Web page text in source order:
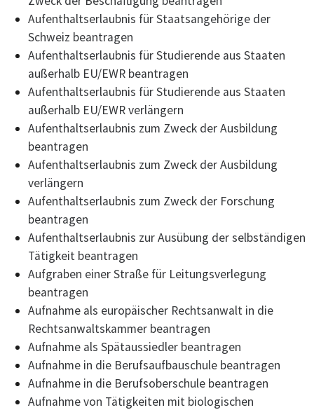
Aufenthaltserlaubnis für Staatsangehörige der
Schweiz beantragen
Aufenthaltserlaubnis für Studierende aus Staaten
außerhalb EU/EWR beantragen
Aufenthaltserlaubnis für Studierende aus Staaten
außerhalb EU/EWR verlängern
Aufenthaltserlaubnis zum Zweck der Ausbildung
beantragen
Aufenthaltserlaubnis zum Zweck der Ausbildung
verlängern
Aufenthaltserlaubnis zum Zweck der Forschung
beantragen
Aufenthaltserlaubnis zur Ausübung der selbständigen
Tätigkeit beantragen
Aufgraben einer Straße für Leitungsverlegung
beantragen
Aufnahme als europäischer Rechtsanwalt in die
Rechtsanwaltskammer beantragen
Aufnahme als Spätaussiedler beantragen
Aufnahme in die Berufsaufbauschule beantragen
Aufnahme in die Berufsoberschule beantragen
Aufnahme von Tätigkeiten mit biologischen